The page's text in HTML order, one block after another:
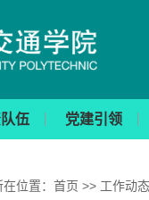
伍 党建引领
位置：首页 >> 工作动态